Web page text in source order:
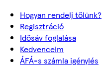
Hogyan rendelj tőlünk?
Regisztráció
Idősáv foglalása
Kedvenceim
ÁFÁ-s számla igénylés